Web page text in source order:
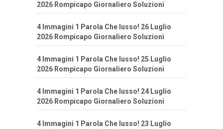
2026 Rompicapo Giornaliero Soluzioni
4 Immagini 1 Parola Che lusso! 26 Luglio
2026 Rompicapo Giornaliero Soluzioni
4 Immagini 1 Parola Che lusso! 25 Luglio
2026 Rompicapo Giornaliero Soluzioni
4 Immagini 1 Parola Che lusso! 24 Luglio
2026 Rompicapo Giornaliero Soluzioni
4 Immagini 1 Parola Che lusso! 23 Luglio